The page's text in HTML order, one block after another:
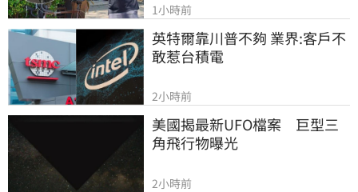
1小時前
英特爾靠川普不夠 業界:客戶不
敢惹台積電
2小時前
美國揭最新UFO檔案　巨型三
角飛行物曝光
2小時前